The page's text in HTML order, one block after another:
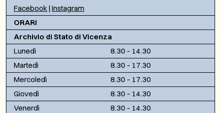
Facebook | Instagram
ORARI
Archivio di Stato di Vicenza
Lunedì
8.30 – 14.30
Martedì
8.30 – 17.30
Mercoledì
8.30 – 17.30
Giovedì
8.30 – 14.30
Venerdì
8.30 – 14.30